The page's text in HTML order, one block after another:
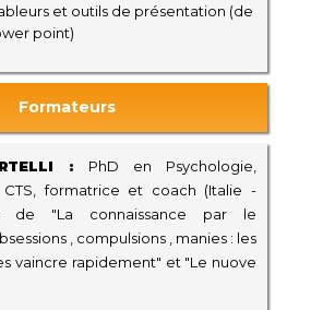
et outils de présentation (de
point)
Formateurs
: PhD en Psychologie,
formatrice et coach (Italie -
de "La connaissance par le
, compulsions , manies : les
vaincre rapidement" et "Le nuove